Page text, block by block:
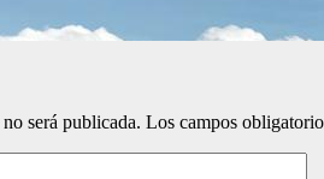
será publicada. Los campos